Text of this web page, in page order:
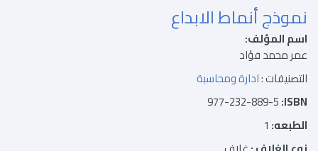
نموذج أنماط الابداع
اسم المؤلف:
عمر محمد فؤاد
التصنيفات :ادارة ومحاسبة
ISBN:
977-232-889-5
الطبعه: 1